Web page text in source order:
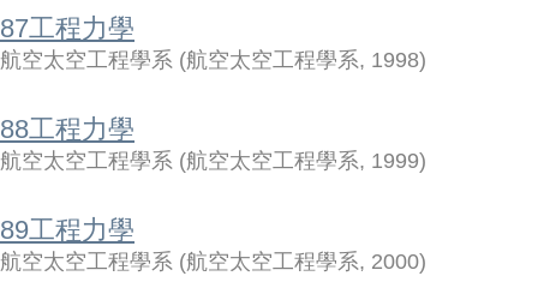
87工程力學
航空太空工程學系 (航空太空工程學系, 1998)
88工程力學
航空太空工程學系 (航空太空工程學系, 1999)
89工程力學
航空太空工程學系 (航空太空工程學系, 2000)